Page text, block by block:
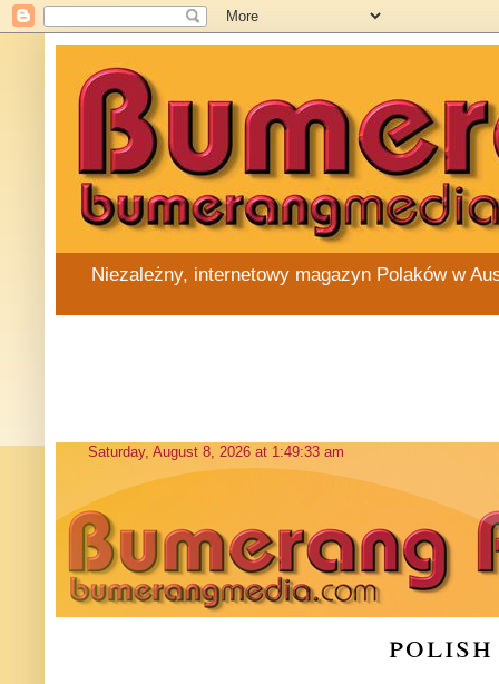
Niezależny, internetowy magazyn Polaków w